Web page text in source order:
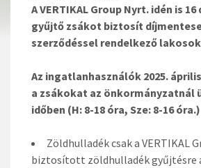
A VERTIKAL Group Nyrt. idén is
gyűjtő zsákot biztosít
szerződéssel rendelkező
Az ingatlanhasználók 2025.
a zsákokat az önkormányzatnál
időben (H: 8-18 óra, Sze: 8-16 óra.)
Zöldhulladék csak a VERTIKAL
biztosított zöldhulladék gyűjtésre